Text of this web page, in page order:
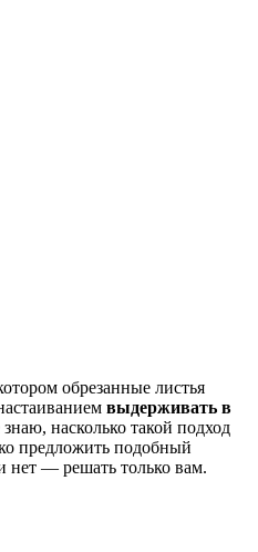
обрезанные листья
выдерживать в
насколько такой подход
предложить подобный
нет — решать только вам.